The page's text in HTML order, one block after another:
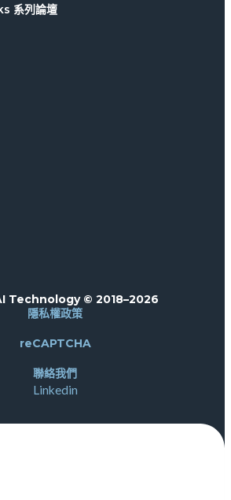
系列論壇
Technology © 2018–2026
隱私權政策
reCAPTCHA
聯絡我們
Linkedin